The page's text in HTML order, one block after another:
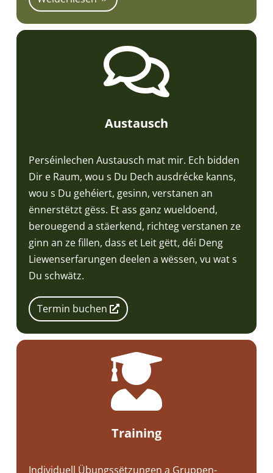

Austausch
Perséinlechen Austausch mat mir. Ech bidden
Dir e Raum, wou s Du Dech ausdrécke kanns,
wou s Du gehéiert, gesinn, verstanen an
ënnerstëtzt gëss. Et ass ganz wueldoend,
berouegend a stäerkend, richteg verstanen ze
ginn an ze fillen, dass et Leit gëtt, déi Deng
Liewenserfarungen deelen a wëssen, vu wat s
Du schwätz.
Termin buchen

Training
Individuell Übungssëtzungen a Gruppen-